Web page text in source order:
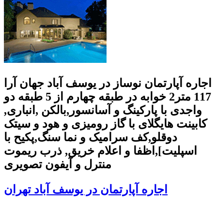
اجاره آپارتمان نوساز در یوسف آباد جهان آرا
117 متر2 خوابه در طبقه چهارم از 5 طبقه دو
واجدی با پارکینگ و آسانسور,بالکن ,انباری,
کابینت هایگلای با گاز رومیزی و هود و سیتک
دوقلو,کف سرامیک و نما سنگ,پکیح با
اسپلیت],اظفا و اعلام خریق, ذرب ریموت
منترل و آیفون تصویری
اجاره آپارتمان در یوسف آباد تهران